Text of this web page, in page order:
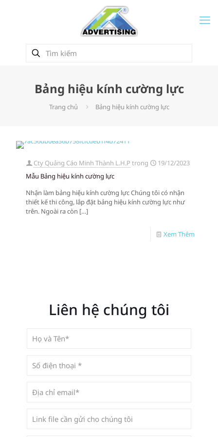
Bảng hiệu kính cường lực
Trang chủ Bảng hiệu kính cường lực
Cty Quảng Cáo Minh Thành L.H.P trong
19/12/2023
Mẫu Bảng hiệu kính cường lực
Nhận làm bảng hiệu kính cường lực Chúng tôi có nhận
thiết kế thi công, lắp đặt bảng hiệu kính cường lực như
trên. Ngoài ra còn […]
Xem Thêm
Liên hệ chúng tôi